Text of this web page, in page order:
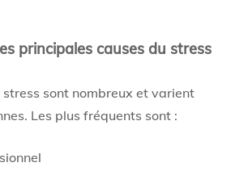
principales causes du stress
sont nombreux et varient
Les plus fréquents sont :